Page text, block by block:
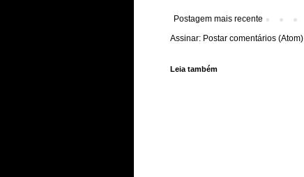
Postagem mais recente
Assinar: Postar comentários (Atom)
Leia também